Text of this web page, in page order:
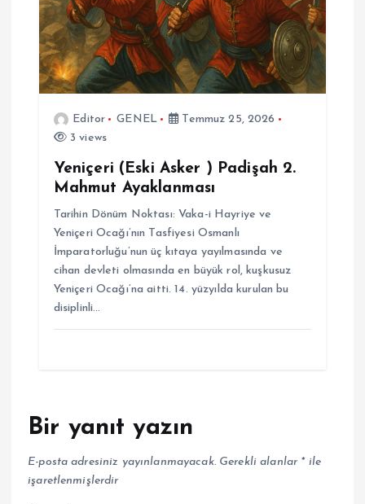
Editor GENEL
Temmuz 25, 2026
3 views
Yeniçeri (Eski Asker ) Padişah 2.
Mahmut Ayaklanması
Tarihin Dönüm Noktası: Vaka-i Hayriye ve
Yeniçeri Ocağı’nın Tasfiyesi Osmanlı
İmparatorluğu’nun üç kıtaya yayılmasında ve
cihan devleti olmasında en büyük rol, kuşkusuz
Yeniçeri Ocağı’na aitti. 14. yüzyılda kurulan bu
disiplinli…
Bir yanıt yazın
E-posta adresiniz yayınlanmayacak. Gerekli alanlar *ile
işaretlenmişlerdir